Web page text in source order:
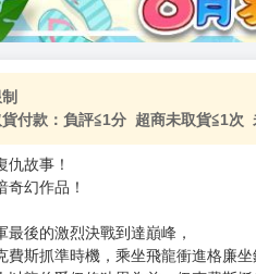
(加購品) 買動漫★《$15元-加固紙